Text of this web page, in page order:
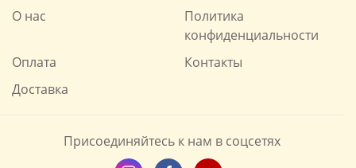
О нас
Политика
конфиденциальности
Оплата
Контакты
Доставка
Присоединяйтесь к нам в соцсетях